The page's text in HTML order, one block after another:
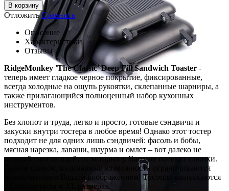
В корзину
Отложить Сравнить
Описание
Характеристики
Отзывы
RidgeMonkey 'The Classic' Deep Fill Sandwich Toaster -
теперь имеет гладкое черное покрытие, фиксированные,
всегда холодные на ощупь рукоятки, склепанные шарниры, а
также прилагающийся полноценный набор кухонных
инструментов.
Без хлопот и труда, легко и просто, готовые сэндвичи и
закуски внутри тостера в любое время! Однако этот тостер
подходит не для одних лишь сэндвичей: фасоль и бобы,
мясная нарезка, лаваши, шаурма и омлет – вот далеко не
полный список идей, от которых у Вас уже потекут слюнки.
Одним словом, кулинарные возможности ограничиваются
исключительно Вашим воображением! Тостеры выпускаются
с Стандартном и XL размерах.